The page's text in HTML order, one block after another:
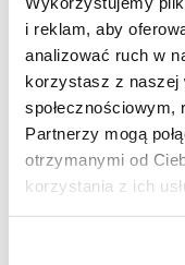
i reklam, aby
analizować ruch w
korzystasz z naszej
społecznościowym,
Partnerzy mogą
otrzymanymi od
korzystania z ich
REGULAMIN
Ten sprzęt
wypożyczalnię
regulaminem
Regulamin